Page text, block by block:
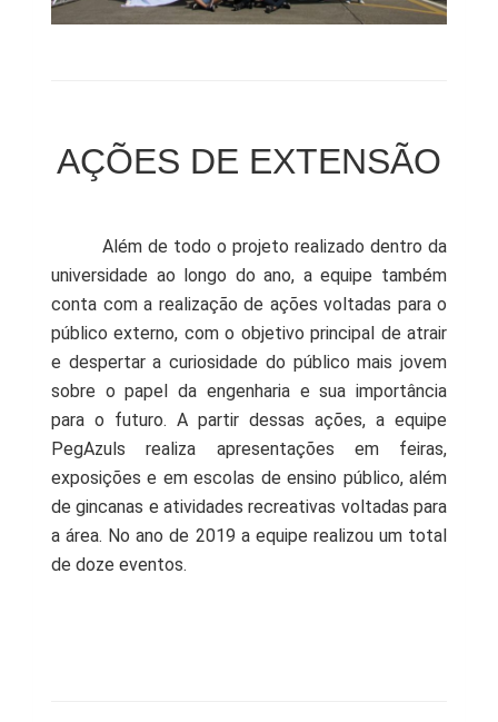
AÇÕES DE EXTENSÃO
Além de todo o projeto realizado dentro da
universidade ao longo do ano, a equipe também
conta com a realização de ações voltadas para o
público externo, com o objetivo principal de atrair
e despertar a curiosidade do público mais jovem
sobre o papel da engenharia e sua importância
para o futuro. A partir dessas ações, a equipe
PegAzuls realiza apresentações em feiras,
exposições e em escolas de ensino público, além
de gincanas e atividades recreativas voltadas para
a área. No ano de 2019 a equipe realizou um total
de doze eventos.